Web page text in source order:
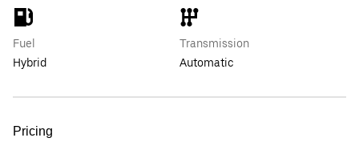
Fuel
Hybrid
Transmission
Automatic
Pricing